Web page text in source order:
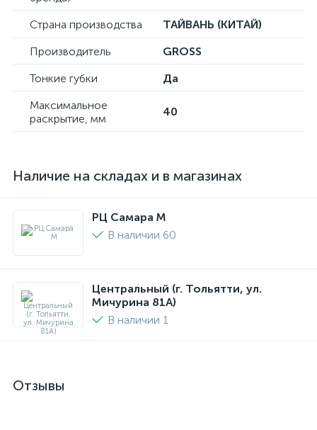
Страна производства
ТАЙВАНЬ (КИТАЙ)
Производитель
GROSS
Тонкие губки
Да
Максимальное
раскрытие, мм
40
Наличие на складах и в магазинах
РЦ Самара M
В наличии 60
Центральный (г. Тольятти, ул.
Мичурина 81А)
В наличии 1
Отзывы